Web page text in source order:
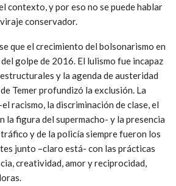
contexto, y por eso no se puede hablar
conservador.
que el crecimiento del bolsonarismo en
golpe de 2016. El lulismo fue incapaz
y la agenda de austeridad
Temer profundizó la exclusión. La
racismo, la discriminación de clase, el
la figura del supermacho- y la presencia
y de la policía siempre fueron los
junto –claro está- con las prácticas
creatividad, amor y reciprocidad,